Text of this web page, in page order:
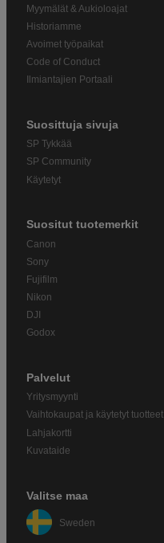
Myymälät & Aukioloajat
Historiamme
Avoimet työpaikat
Code of Conduct
Ilmiantajien Portaali
Suosittuja sivuja
SP Tykkää
SP Community
Käytetyt
Suositut tuotemerkit
Canon
Sony
Fujifilm
Nikon
DJI
Godox
Palvelut
Yritysmyynti
Vaihtokaupat ja käytetyt tuotteet
Lahjakortti
Kuvataide
Valitse maa
Sweden